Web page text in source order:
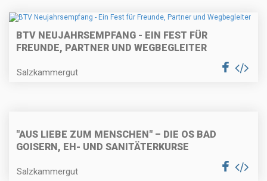
BTV NEUJAHRSEMPFANG - EIN FEST FÜR
FREUNDE, PARTNER UND WEGBEGLEITER
Salzkammergut
"AUS LIEBE ZUM MENSCHEN" – DIE OS BAD
GOISERN, EH- UND SANITÄTERKURSE
Salzkammergut